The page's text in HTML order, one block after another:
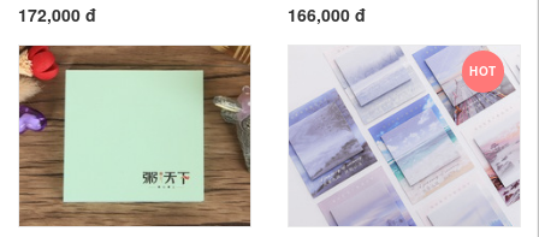
172,000 đ 166,000 đ
HOT